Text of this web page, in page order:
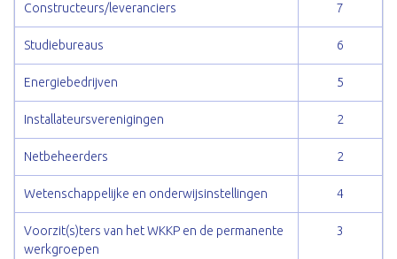
Constructeurs/leveranciers 7
Studiebureaus 6
Energiebedrijven 5
Installateursverenigingen 2
Netbeheerders 2
Wetenschappelijke en onderwijsinstellingen 4
Voorzit(s)ters van het WKKP en de permanente
werkgroepen
3